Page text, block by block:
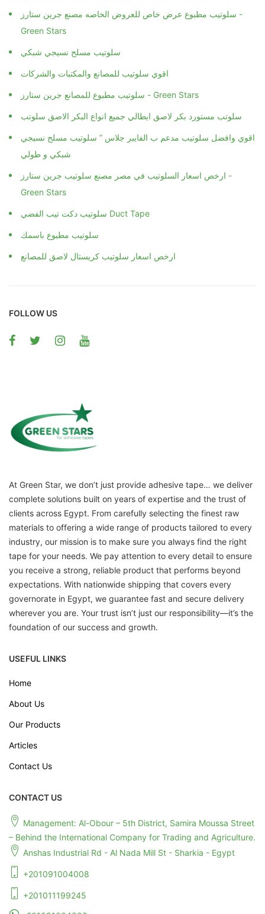
سلوتيب مطبوع عرض خاص للعروض الخاصه مصنع جرين ستارز -
Green Stars
سلوتيب مسلح نسيجي شبكي
اقوي سلوتيب للمصانع والمكتبات والشركات
سلوتيب مطبوع للمصانع جرين ستارز - Green Stars
سلوتب مستورد بكر لاصق ايطالي جميع انواع البكر الاصق سلوتب
اقوي وافضل سلوتيب مدعم ب الفايبر جلاس ” سلوتيب مسلح نسيجي
شبكي و طولي
ارخص اسعار السلوتيب في مصر مصنع سلوتيب جرين ستارز -
Green Stars
سلوتيب دكت تيب الفضي Duct Tape
سلوتيب مطبوع باسمك
ارخص اسعار سلوتيب كريستال لاصق للمصانع
FOLLOW US
At Green Star, we don’t just provide adhesive tape… we deliver
complete solutions built on years of expertise and the trust of
clients across Egypt. From carefully selecting the finest raw
materials to offering a wide range of products tailored to every
industry, our mission is to make sure you always find the right
tape for your needs. We pay attention to every detail to ensure
you receive a strong, reliable product that performs beyond
expectations. With nationwide shipping that covers every
governorate in Egypt, we guarantee fast and secure delivery
wherever you are. Your trust isn’t just our responsibility—it’s the
foundation of our success and growth.
USEFUL LINKS
Home
About Us
Our Products
Articles
Contact Us
CONTACT US
Management: Al-Obour – 5th District, Samira Moussa Street
– Behind the International Company for Trading and Agriculture.
Anshas Industrial Rd - Al Nada Mill St - Sharkia - Egypt
+201091004008
+201011199245